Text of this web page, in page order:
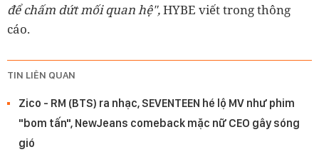
để chấm dứt mối quan hệ",HYBE viết trong thông
cáo.
TIN LIÊN QUAN
Zico - RM (BTS) ra nhạc, SEVENTEEN hé lộ MV như phim
"bom tấn", NewJeans comeback mặc nữ CEO gây sóng
gió